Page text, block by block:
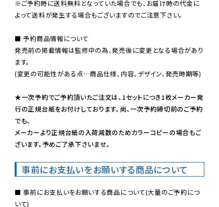
※ご予約時に送料無料となっていた場合でも、お届け時の代金に
よって送料が発生する場合もございますのでご注意下さい。
■ 予約商品情報について
発売前の掲載情報は監修中の為、発売後に変更となる場合があり
ます。
(変更の可能性がある点…商品仕様、内容、デザイン、発売時期等)
★一次予約でご予約頂いたご注文は、1セットにつき1枚メーカー発
行の正規台紙をお付けしております。尚、一次予約締切前のご予約
でも、
メーカーより正規台紙の入荷減数のためカラーコピーの場合もご
ざいます。予めご了承下さいませ。
事前にお支払いをお願いする商品について
■ 事前にお支払いをお願いする商品について(大量のご予約につ
いて)